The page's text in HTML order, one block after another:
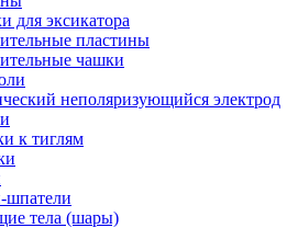
для эксикатора
пластины
чашки
неполяризующийся электрод
к тиглям
тела (шары)